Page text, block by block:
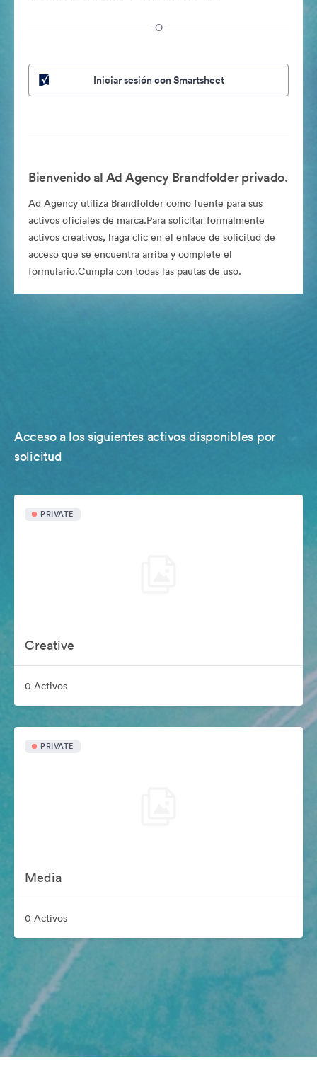
O
Iniciar sesión con Smartsheet
Bienvenido al Ad Agency Brandfolder privado.
Ad Agency utiliza Brandfolder como fuente para sus
activos oficiales de marca.Para solicitar formalmente
activos creativos, haga clic en el enlace de solicitud de
acceso que se encuentra arriba y complete el
formulario.Cumpla con todas las pautas de uso.
Acceso a los siguientes activos disponibles por
solicitud
PRIVATE
Creative
0 Activos
PRIVATE
Media
0 Activos